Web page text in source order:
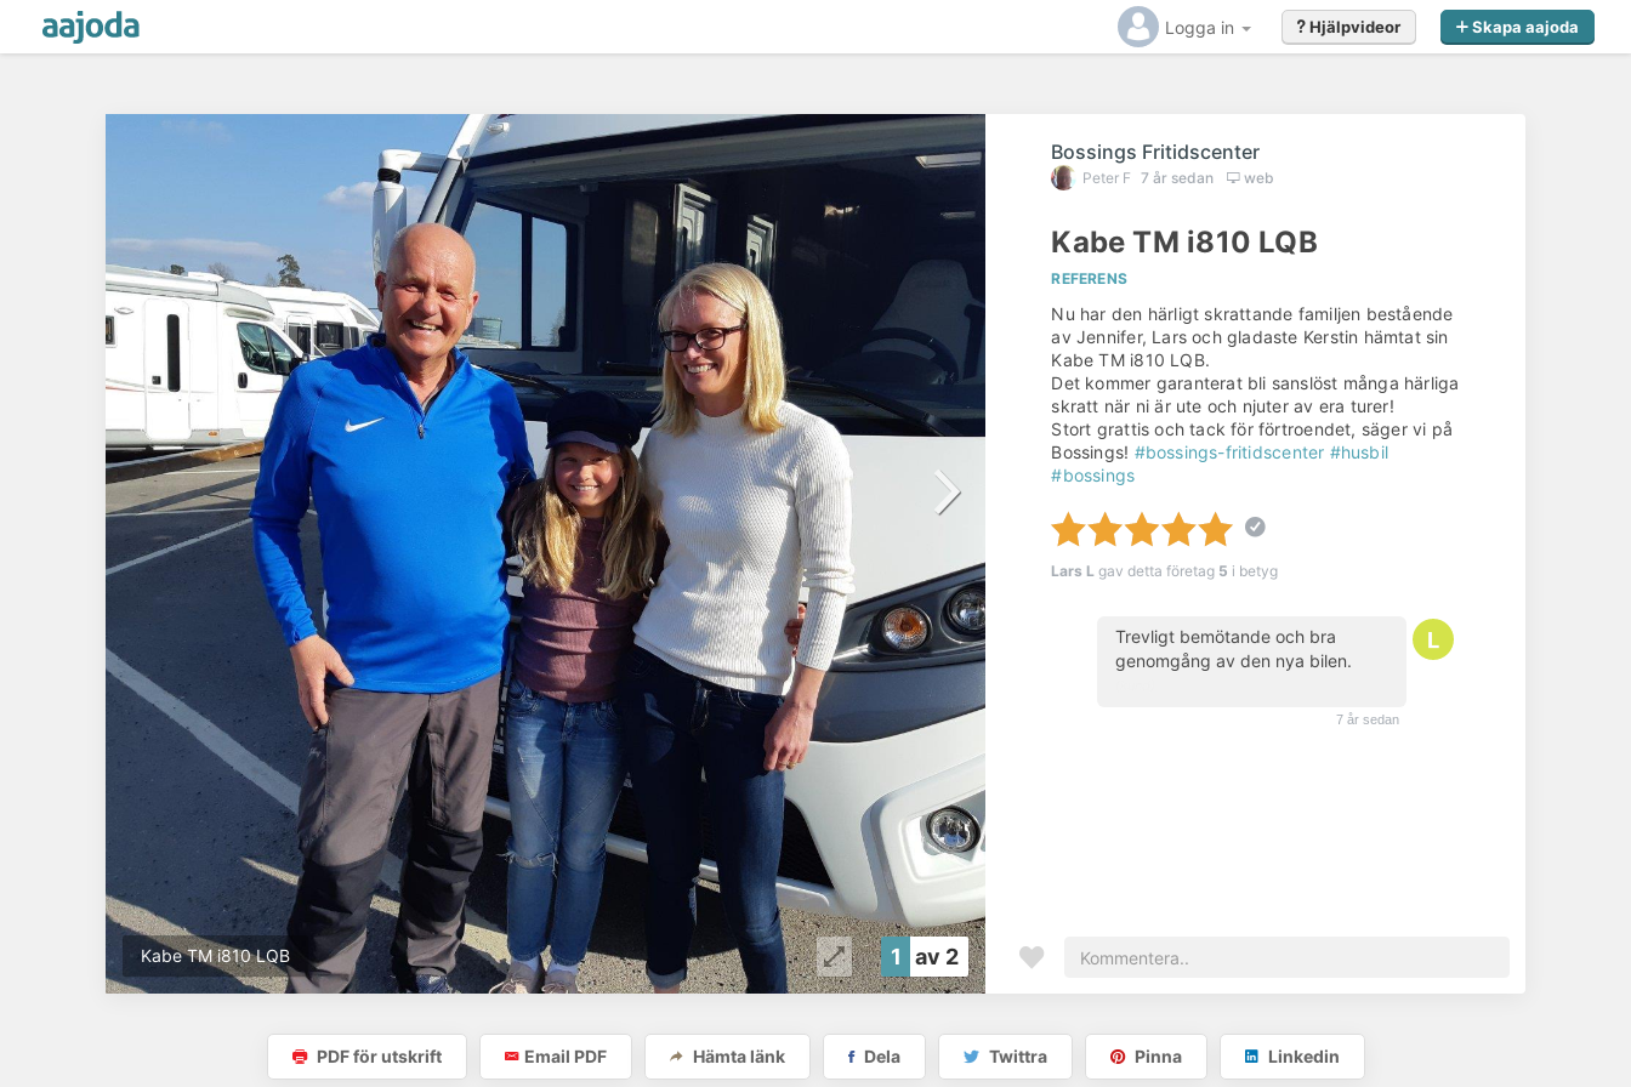
Logga in Skapa aajoda
Hjälpvideor
Kabe TM i810 LQB
Gillar du det du såg?
KontaktaBossings Fritidscenter
1 av 2
Bossings Fritidscenter
Peter F 7 år sedan web
Kabe TM i810 LQB
REFERENS
Nu har den härligt skrattande familjen bestående
av Jennifer, Lars och gladaste Kerstin hämtat sin
Kabe TM i810 LQB.
Det kommer garanterat bli sanslöst många härliga
skratt när ni är ute och njuter av era turer!
Stort grattis och tack för förtroendet, säger vi på
Bossings! #bossings-fritidscenter #husbil
#bossings
Lars L gav detta företag 5 i betyg
Trevligt bemötande och bra
genomgång av den nya bilen.
7 år sedan
PDF för utskrift Email PDF Hämta länk Dela Twittra Pinna Linkedin